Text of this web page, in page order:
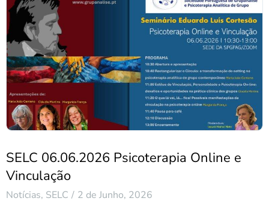
SELC 06.06.2026 Psicoterapia Online e
Vinculação
Notícias, SELC 2 de Junho, 2026